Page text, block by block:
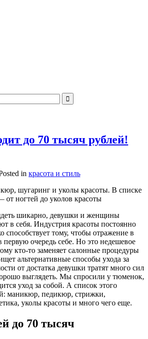
до 70 тысяч рублей!
in красота и стиль
шугаринг и уколы красоты. В списке
от ногтей до уколов красоты
шикарно, девушки и женщины
в себя. Индустрия красоты постоянно
способствует тому, чтобы отражение в
первую очередь себе. Но это недешевое
кто-то заменяет салонные процедуры
альтернативные способы ухода за
от достатка девушки тратят много сил
выглядеть. Мы спросили у тюменок,
уход за собой. А список этого
маникюр, педикюр, стрижки,
уколы красоты и много чего еще.
до 70 тысяч